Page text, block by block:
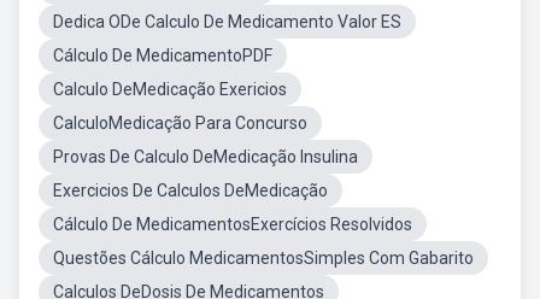
Dedica ODe Calculo De Medicamento Valor ES
Cálculo De MedicamentoPDF
Calculo DeMedicação Exericios
CalculoMedicação Para Concurso
Provas De Calculo DeMedicação Insulina
Exercicios De Calculos DeMedicação
Cálculo De MedicamentosExercícios Resolvidos
Questões Cálculo MedicamentosSimples Com Gabarito
Calculos DeDosis De Medicamentos